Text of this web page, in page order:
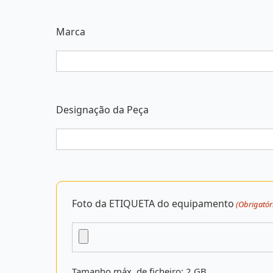
Marca
Designação da Peça
Foto da ETIQUETA do equipamento